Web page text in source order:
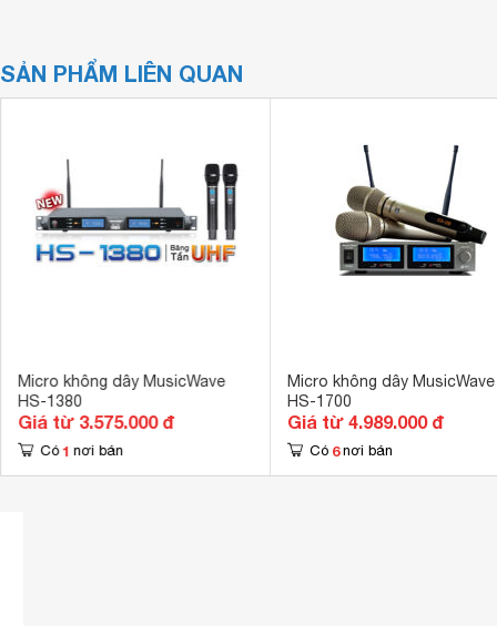
SẢN PHẨM LIÊN QUAN
Micro không dây MusicWave
HS-1380
Giá từ 3.575.000 đ
Có 1 nơi bán
Micro không dây MusicWave
HS-1700
Giá từ 4.989.000 đ
Có 6 nơi bán